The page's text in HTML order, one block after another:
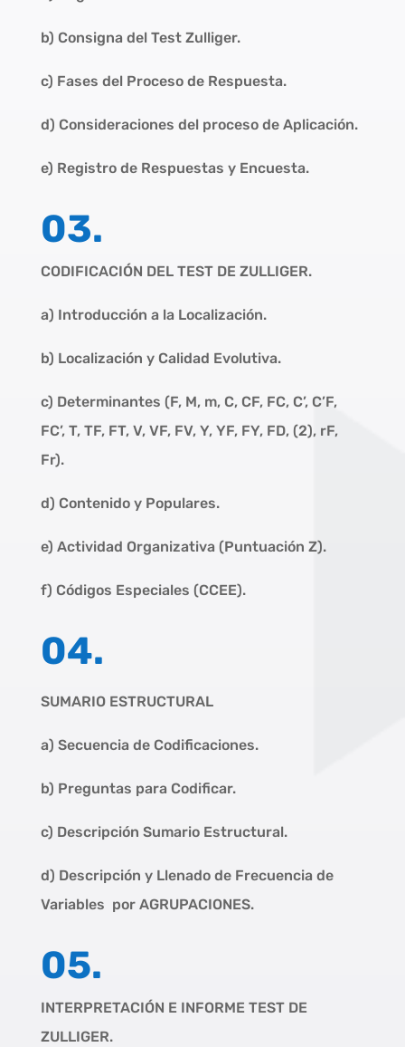
b) Consigna del Test Zulliger.
c) Fases del Proceso de Respuesta.
d) Consideraciones del proceso de Aplicación.
e) Registro de Respuestas y Encuesta.
03.
CODIFICACIÓN DEL TEST DE ZULLIGER.
a) Introducción a la Localización.
b) Localización y Calidad Evolutiva.
c) Determinantes (F, M, m, C, CF, FC, C’, C’F,
FC’, T, TF, FT, V, VF, FV, Y, YF, FY, FD, (2), rF,
Fr).
d) Contenido y Populares.
e) Actividad Organizativa (Puntuación Z).
f) Códigos Especiales (CCEE).
04.
SUMARIO ESTRUCTURAL
a) Secuencia de Codificaciones.
b) Preguntas para Codificar.
c) Descripción Sumario Estructural.
d) Descripción y Llenado de Frecuencia de
Variables por AGRUPACIONES.
05.
INTERPRETACIÓN E INFORME TEST DE
ZULLIGER.